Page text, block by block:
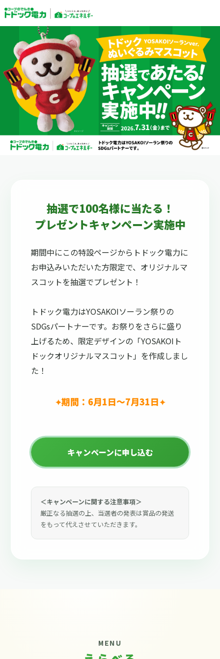
抽選で100名様に当たる！
プレゼントキャンペーン実施中
期間中にこの特設ページからトドック電力に
お申込みいただいた方限定で、オリジナルマ
スコットを抽選でプレゼント！
トドック電力はYOSAKOIソーラン祭りの
SDGsパートナーです。お祭りをさらに盛り
上げるため、限定デザインの「YOSAKOIト
ドックオリジナルマスコット」を作成しまし
た！
期間：6月1日～7月31日
キャンペーンに申し込む
＜キャンペーンに関する注意事項＞
厳正なる抽選の上、当選者の発表は賞品の発送
をもって代えさせていただきます。
MENU